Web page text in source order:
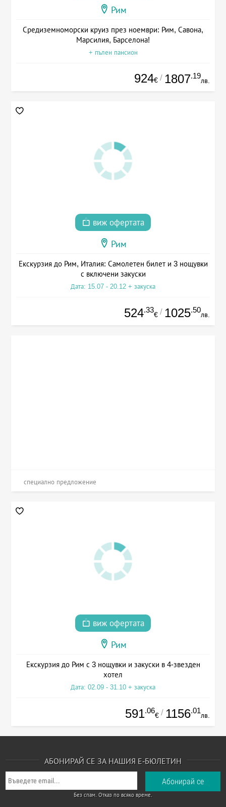
Рим
Средиземноморски круиз през ноември: Рим, Савона,
Марсилия, Барселона!
+ пълен пансион
924€ / 1807.19
лв.
виж офертата
Рим
Екскурзия до Рим, Италия: Самолетен билет и 3 нощувки
с включени закуски
Дата: 15.07 - 20.12 + закуска
524.33
€ / 1025.50
лв.
специално предложение
виж офертата
Рим
Екскурзия до Рим с 3 нощувки и закуски в 4-звезден
хотел
Дата: 02.09 - 31.10 + закуска
591.06
€ / 1156.01
лв.
АБОНИРАЙ СЕ ЗА НАШИЯ Е-БЮЛЕТИН
Без спам. Отказ по всяко време.